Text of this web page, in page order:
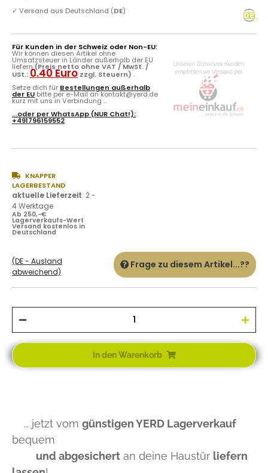
✓ Versand aus Deutschland (DE)
Für Kunden in der Schweiz oder Non-EU:
Wir können diesen Artikel ohne
Umsatzsteuer in Länder außerhalb der EU
liefern(Preis netto ohne VAT / MwSt. /
USt.: 0.40 Euro zzgl. Steuern) .
Setze dich für Bestellungen außerhalb
der EU bitte per e-Mail an kontakt@yerd.de
kurz mit uns in Verbindung ...
...oder perWhatsApp (NUR Chat!):
+491796159552
KNAPPER
LAGERBESTAND
aktuelle Lieferzeit: 2 -
4 Werktage
Ab 250,-€
Lagerverkaufs-Wert
Versand kostenlos in
Deutschland
(DE - Ausland
abweichend)
Frage zu diesem Artikel...??
In den Warenkorb
... jetzt vom günstigen YERD Lagerverkauf
bequem
und abgesichert an deine Haustür liefern